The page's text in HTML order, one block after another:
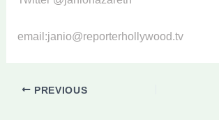
email:janio@reporterhollywood.tv
PREVIOUS